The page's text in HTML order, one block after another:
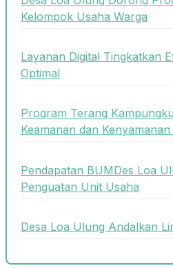
Kelompok Usaha Warga
Layanan Digital Tingkatkan
Optimal
Program Terang
Keamanan dan
Pendapatan BUMDes Loa
Penguatan Unit Usaha
Desa Loa Ulung Andalkan